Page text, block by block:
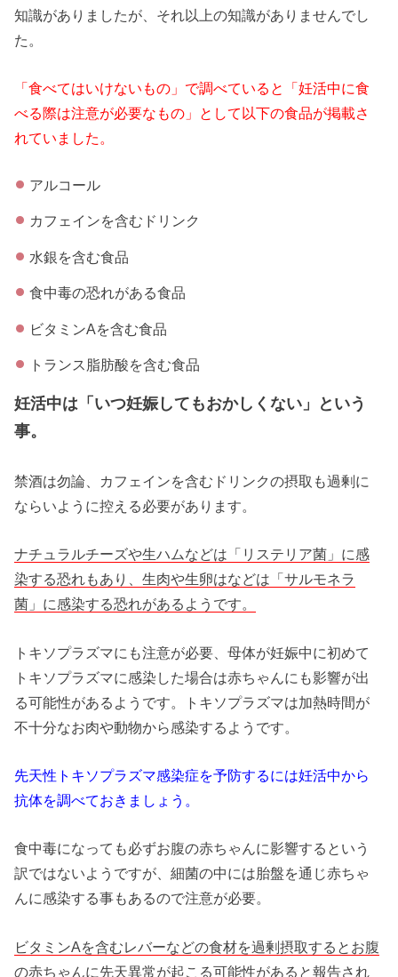
知識がありましたが、それ以上の知識がありませんでし
た。
「食べてはいけないもの」で調べていると「妊活中に食
べる際は注意が必要なもの」として以下の食品が掲載さ
れていました。
アルコール
カフェインを含むドリンク
水銀を含む食品
食中毒の恐れがある食品
ビタミンAを含む食品
トランス脂肪酸を含む食品
妊活中は「いつ妊娠してもおかしくない」という
事。
禁酒は勿論、カフェインを含むドリンクの摂取も過剰に
ならいように控える必要があります。
ナチュラルチーズや生ハムなどは「リステリア菌」に感
染する恐れもあり、生肉や生卵はなどは「サルモネラ
菌」に感染する恐れがあるようです。
トキソプラズマにも注意が必要、母体が妊娠中に初めて
トキソプラズマに感染した場合は赤ちゃんにも影響が出
る可能性があるようです。トキソプラズマは加熱時間が
不十分なお肉や動物から感染するようです。
先天性トキソプラズマ感染症を予防するには妊活中から
抗体を調べておきましょう。
食中毒になっても必ずお腹の赤ちゃんに影響するという
訳ではないようですが、細菌の中には胎盤を通じ赤ちゃ
んに感染する事もあるので注意が必要。
ビタミンAを含むレバーなどの食材を過剰摂取するとお腹
の赤ちゃんに先天異常が起こる可能性があると報告され